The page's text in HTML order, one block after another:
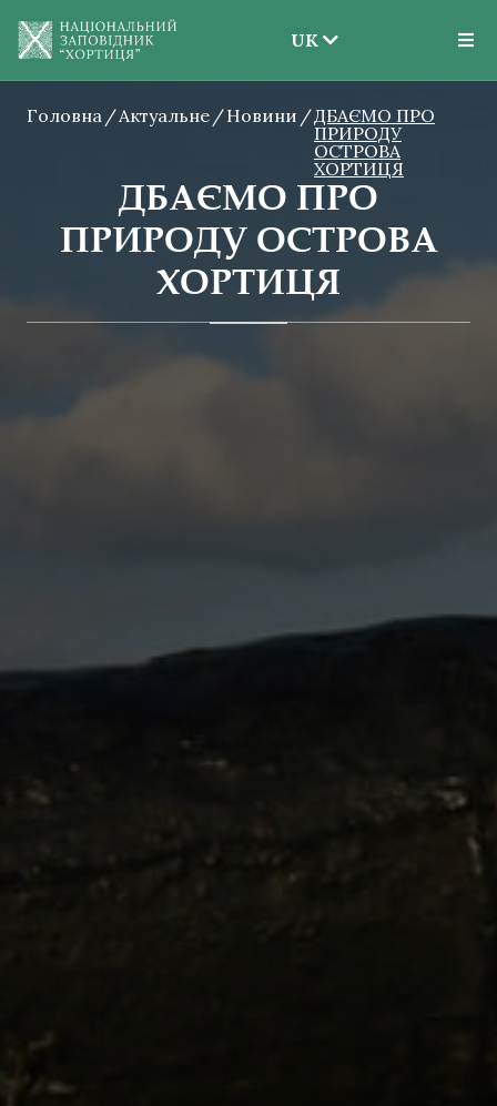
UK
EN
UK
Головна Актуальне Новини
ДБАЄМО ПРО
ПРИРОДУ
ОСТРОВА
ХОРТИЦЯ
ДБАЄМО ПРО
ПРИРОДУ ОСТРОВА
ХОРТИЦЯ